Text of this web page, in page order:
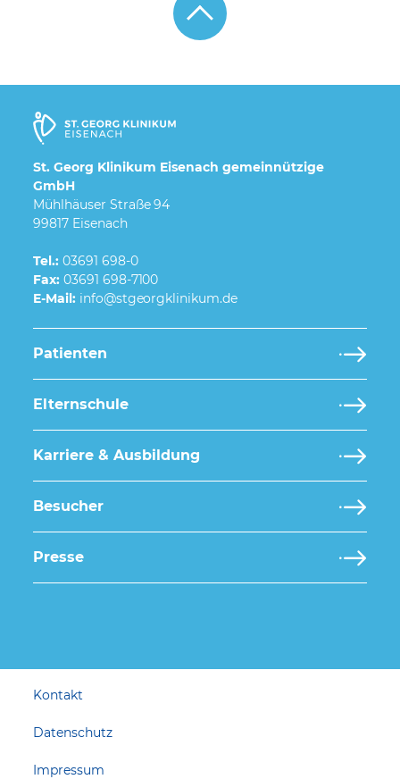
St. Georg Klinikum Eisenach gemeinnützige
GmbH
Mühlhäuser Straße 94
99817 Eisenach
Tel.: 03691 698-0
Fax: 03691 698-7100
E-Mail:
Patienten
Elternschule
Karriere & Ausbildung
Besucher
Presse
Kontakt
Datenschutz
Impressum